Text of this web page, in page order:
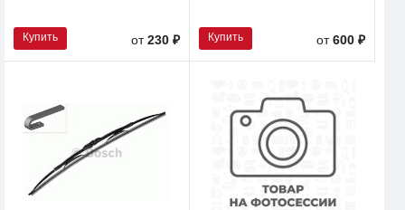
Купить от230 ₽ Купить от600 ₽